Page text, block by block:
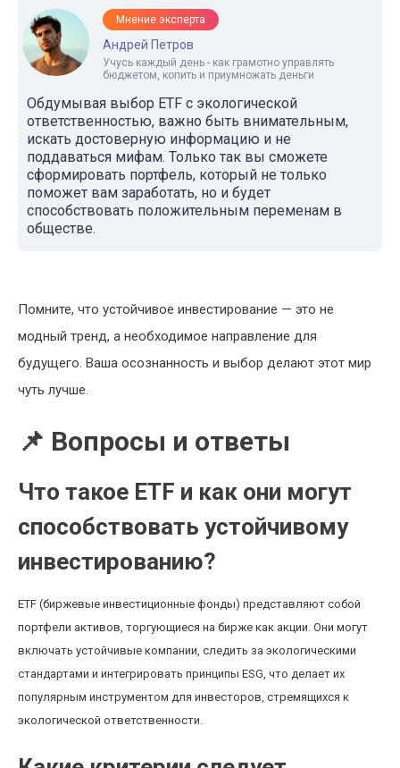
Мнение эксперта
Андрей Петров
Учусь каждый день - как грамотно управлять
бюджетом, копить и приумножать деньги
Обдумывая выбор ETF с экологической
ответственностью, важно быть внимательным,
искать достоверную информацию и не
поддаваться мифам. Только так вы сможете
сформировать портфель, который не только
поможет вам заработать, но и будет
способствовать положительным переменам в
обществе.
Помните, что устойчивое инвестирование — это не
модный тренд, а необходимое направление для
будущего. Ваша осознанность и выбор делают этот мир
чуть лучше.
📌 Вопросы и ответы
Что такое ETF и как они могут
способствовать устойчивому
инвестированию?
ETF (биржевые инвестиционные фонды) представляют собой
портфели активов, торгующиеся на бирже как акции. Они могут
включать устойчивые компании, следить за экологическими
стандартами и интегрировать принципы ESG, что делает их
популярным инструментом для инвесторов, стремящихся к
экологической ответственности.